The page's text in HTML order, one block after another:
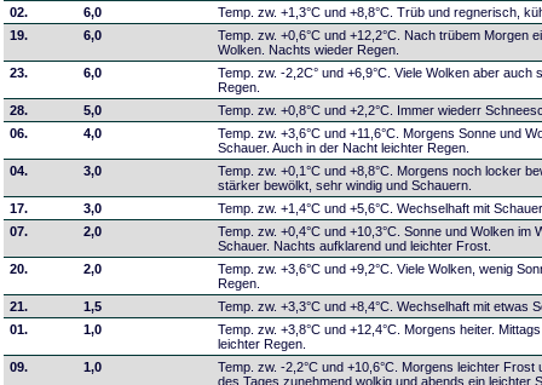
02.
6,0
Temp. zw. +1,3°C und +8,8°C. Trüb und regnerisch,
19.
6,0
Temp. zw. +0,6°C und +12,2°C. Nach trübem Morgen
Wolken. Nachts wieder Regen.
23.
6,0
Temp. zw. -2,2C° und +6,9°C. Viele Wolken aber auch
Regen.
28.
5,0
Temp. zw. +0,8°C und +2,2°C. Immer wiederr
06.
4,0
Temp. zw. +3,6°C und +11,6°C. Morgens Sonne und
Schauer. Auch in der Nacht leichter Regen.
04.
3,0
Temp. zw. +0,1°C und +8,8°C. Morgens noch locker
stärker bewölkt, sehr windig und Schauern.
17.
3,0
Temp. zw. +1,4°C und +5,6°C. Wechselhaft mit
07.
2,0
Temp. zw. +0,4°C und +10,3°C. Sonne und Wolken im
Schauer. Nachts aufklarend und leichter Frost.
20.
2,0
Temp. zw. +3,6°C und +9,2°C. Viele Wolken, wenig
Regen.
21.
1,5
Temp. zw. +3,3°C und +8,4°C. Wechselhaft mit etwas
01.
1,0
Temp. zw. +3,8°C und +12,4°C. Morgens heiter.
leichter Regen.
09.
1,0
Temp. zw. -2,2°C und +10,6°C. Morgens leichter
des Tages zunehmend wolkig und abends ein leichter